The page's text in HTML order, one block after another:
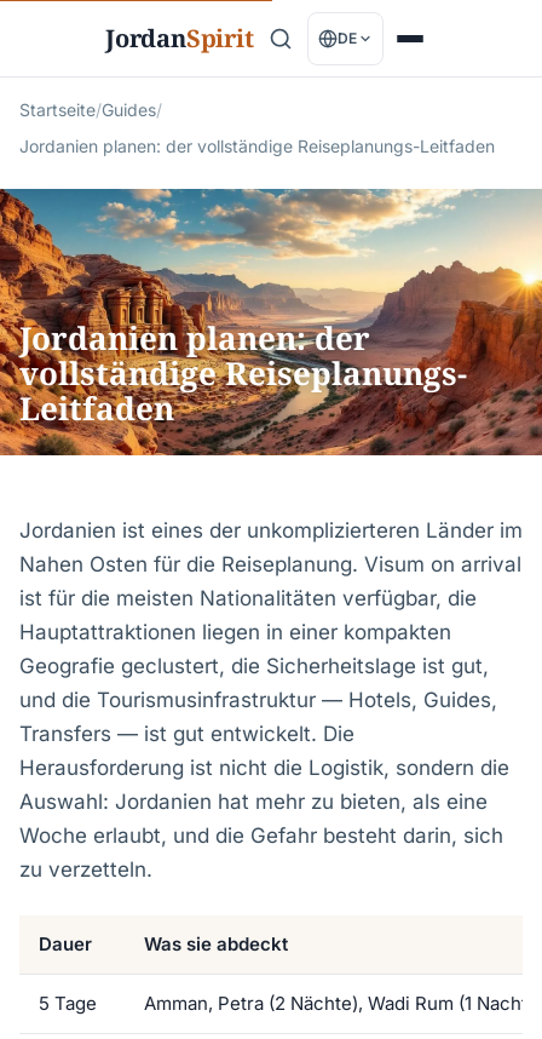
JordanSpirit DE
Startseite/Guides/
Jordanien planen: der vollständige Reiseplanungs-Leitfaden
Jordanien planen: der
vollständige Reiseplanungs-
Leitfaden
Jordanien ist eines der unkomplizierteren Länder im
Nahen Osten für die Reiseplanung. Visum on arrival
ist für die meisten Nationalitäten verfügbar, die
Hauptattraktionen liegen in einer kompakten
Geografie geclustert, die Sicherheitslage ist gut,
und die Tourismusinfrastruktur — Hotels, Guides,
Transfers — ist gut entwickelt. Die
Herausforderung ist nicht die Logistik, sondern die
Auswahl: Jordanien hat mehr zu bieten, als eine
Woche erlaubt, und die Gefahr besteht darin, sich
zu verzetteln.
Dauer Was sie abdeckt
5 Tage Amman, Petra (2 Nächte), Wadi Rum (1